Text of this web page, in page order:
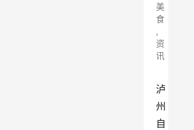
美
食
,
资
讯
泸
州
自